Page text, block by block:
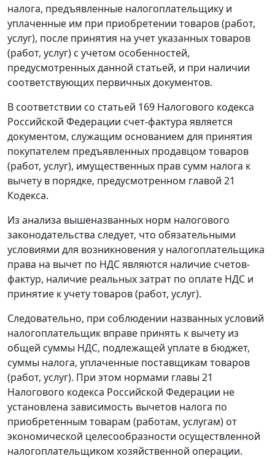
налога, предъявленные налогоплательщику и
уплаченные им при приобретении товаров (работ,
услуг), после принятия на учет указанных товаров
(работ, услуг) с учетом особенностей,
предусмотренных данной статьей, и при наличии
соответствующих первичных документов.
В соответствии со статьей 169 Налогового кодекса
Российской Федерации счет-фактура является
документом, служащим основанием для принятия
покупателем предъявленных продавцом товаров
(работ, услуг), имущественных прав сумм налога к
вычету в порядке, предусмотренном главой 21
Кодекса.
Из анализа вышеназванных норм налогового
законодательства следует, что обязательными
условиями для возникновения у налогоплательщика
права на вычет по НДС являются наличие счетов-
фактур, наличие реальных затрат по оплате НДС и
принятие к учету товаров (работ, услуг).
Следовательно, при соблюдении названных условий
налогоплательщик вправе принять к вычету из
общей суммы НДС, подлежащей уплате в бюджет,
суммы налога, уплаченные поставщикам товаров
(работ, услуг). При этом нормами главы 21
Налогового кодекса Российской Федерации не
установлена зависимость вычетов налога по
приобретенным товарам (работам, услугам) от
экономической целесообразности осуществленной
налогоплательщиком хозяйственной операции.